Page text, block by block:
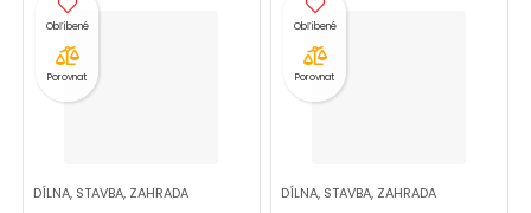
Porovnat
DÍLNA, STAVBA, ZAHRADA
Porovnat
DÍLNA, STAVBA, ZAHRADA